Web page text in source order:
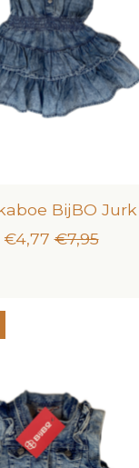
BijBO Jurk
€4,77 €7,95